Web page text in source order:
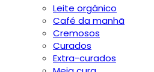
Leite orgânico
Café da manhã
Cremosos
Curados
Extra-curados